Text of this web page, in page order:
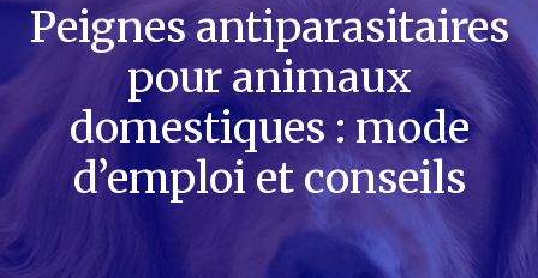
Peignes antiparasitaires
pour animaux
domestiques : mode
d’emploi et conseils